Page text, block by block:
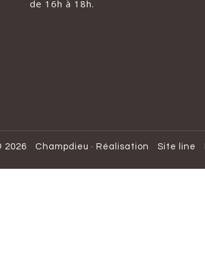
de 16h à 18h.
2026 Champdieu · Réalisation Site line